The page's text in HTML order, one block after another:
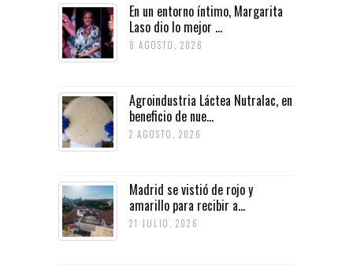
En un entorno íntimo, Margarita
Laso dio lo mejor ...
8 AGOSTO, 2026
Agroindustria Láctea Nutralac, en
beneficio de nue...
2 AGOSTO, 2026
Madrid se vistió de rojo y
amarillo para recibir a...
21 JULIO, 2026